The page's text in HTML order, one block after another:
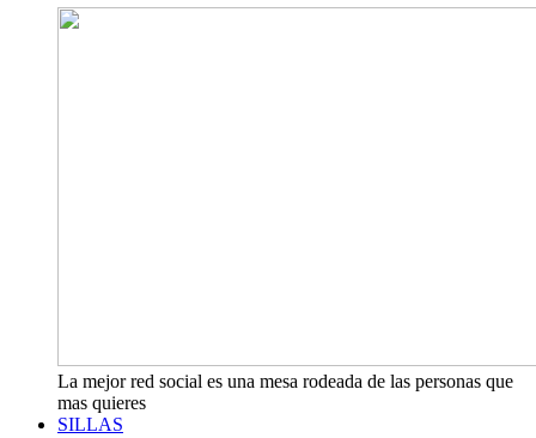
La mejor red social es una mesa rodeada de las personas que
mas quieres
SILLAS